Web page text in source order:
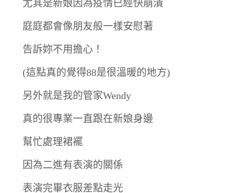
尤其是新娘因為疫情已經快崩潰
庭庭都會像朋友般一樣安慰著
告訴妳不用擔心！
(這點真的覺得88是很溫暖的地方)
另外就是我的管家Wendy
真的很專業一直跟在新娘身邊
幫忙處理裙襬
因為二進有表演的關係
表演完畢衣服差點走光